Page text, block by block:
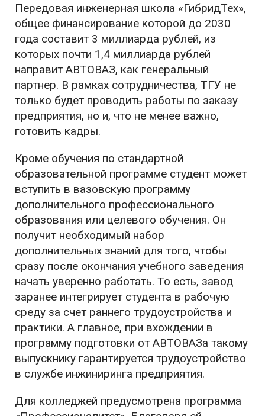
Передовая инженерная школа «ГибридТех»,
общее финансирование которой до 2030
года составит 3 миллиарда рублей, из
которых почти 1,4 миллиарда рублей
направит АВТОВАЗ, как генеральный
партнер. В рамках сотрудничества, ТГУ не
только будет проводить работы по заказу
предприятия, но и, что не менее важно,
готовить кадры.
Кроме обучения по стандартной
образовательной программе студент может
вступить в вазовскую программу
дополнительного профессионального
образования или целевого обучения. Он
получит необходимый набор
дополнительных знаний для того, чтобы
сразу после окончания учебного заведения
начать уверенно работать. То есть, завод
заранее интегрирует студента в рабочую
среду за счет раннего трудоустройства и
практики. А главное, при вхождении в
программу подготовки от АВТОВАЗа такому
выпускнику гарантируется трудоустройство
в службе инжиниринга предприятия.
Для колледжей предусмотрена программа